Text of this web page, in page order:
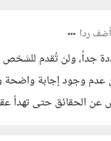
أضف ردا
جداً، ولن تُقدم
عدم وجود إجابة
الحقائق حتى تهدأ